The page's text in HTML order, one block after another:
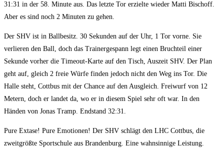
31:31 in der 58. Minute aus. Das letzte Tor erzielte wieder Matti Bischoff.
Aber es sind noch 2 Minuten zu gehen.
Der SHV ist in Ballbesitz. 30 Sekunden auf der Uhr, 1 Tor vorne. Sie
verlieren den Ball, doch das Trainergespann legt einen Bruchteil einer
Sekunde vorher die Timeout-Karte auf den Tisch, Auszeit SHV. Der Plan
geht auf, gleich 2 freie Würfe finden jedoch nicht den Weg ins Tor. Die
Halle steht, Cottbus mit der Chance auf den Ausgleich. Freiwurf von 12
Metern, doch er landet da, wo er in diesem Spiel sehr oft war. In den
Händen von Jonas Tramp. Endstand 32:31.
Pure Extase! Pure Emotionen! Der SHV schlägt den LHC Cottbus, die
zweitgrößte Sportschule aus Brandenburg. Eine wahnsinnige Leistung.